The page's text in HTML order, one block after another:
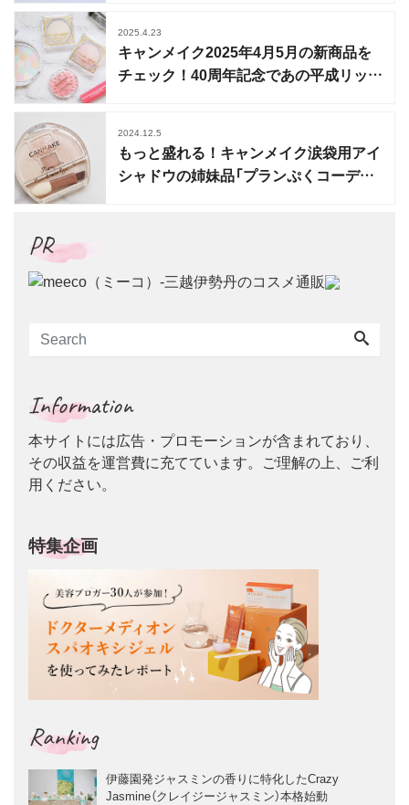
2025.4.23
キャンメイク2025年4月5月の新商品を
チェック！40周年記念であの平成リップ
2024.12.5
もっと盛れる！キャンメイク涙袋用アイ
シャドウの姉妹品「プランぷくコーデア
PR
Information
本サイトには広告・プロモーションが含まれており、
その収益を運営費に充てています。ご理解の上、ご利
用ください。
特集企画
Ranking
伊藤園発ジャスミンの香りに特化したCrazy
Jasmine（クレイジージャスミン）本格始動